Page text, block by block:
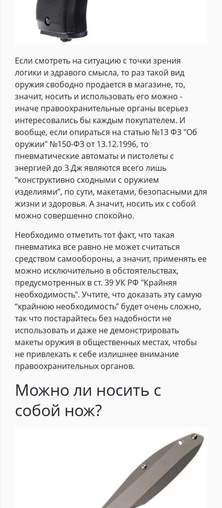
Если смотреть на ситуацию с точки зрения
логики и здравого смысла, то раз такой вид
оружия свободно продается в магазине, то,
значит, носить и использовать его можно -
иначе правоохранительные органы всерьез
интересовались бы каждым покупателем. И
вообще, если опираться на статью №13 ФЗ "Об
оружии" №150-ФЗ от 13.12.1996, то
пневматические автоматы и пистолеты с
энергией до 3 Дж являются всего лишь
“конструктивно сходными с оружием
изделиями”, по сути, макетами, безопасными для
жизни и здоровья. А значит, носить их с собой
можно совершенно спокойно.
Необходимо отметить тот факт, что такая
пневматика все равно не может считаться
средством самообороны, а значит, применять ее
можно исключительно в обстоятельствах,
предусмотренных в ст. 39 УК РФ "Крайняя
необходимость". Учтите, что доказать эту самую
“крайнюю необходимость” будет очень сложно,
так что постарайтесь без надобности не
использовать и даже не демонстрировать
макеты оружия в общественных местах, чтобы
не привлекать к себе излишнее внимание
правоохранительных органов.
Можно ли носить с
собой нож?